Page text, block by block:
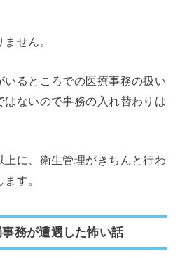
せん。
いるところでの医療事務の扱い
はないので事務の入れ替わりは
上に、衛生管理がきちんと行わ
す。
務が遭遇した怖い話